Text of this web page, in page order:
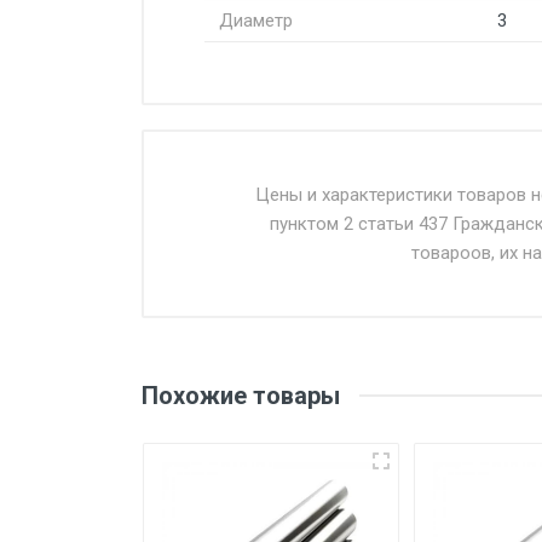
Диаметр
3
Доставка осуществляется
Въезд на ТТК и Садовое
уплаты понесенных расходов.
Самовывоз со склада г.
погрузка оплачивается
Цены и характеристики товаров
пунктом 2 статьи 437
товароов, их
Похожие товары